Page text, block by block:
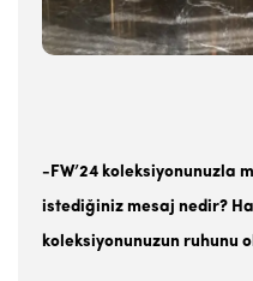
-FW’24 koleksiyonunuzla
istediğiniz mesaj nedir?
koleksiyonunuzun ruhunu